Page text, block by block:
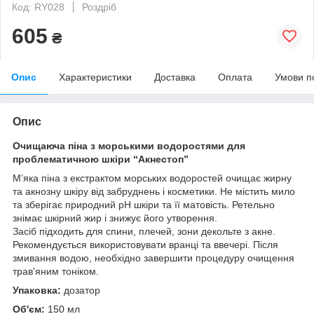
Код: RY028
Роздріб
605 ₴
Опис Характеристики Доставка Оплата Умови
Опис
Очищаюча піна з морськими водоростями для
проблематичною шкіри “Акнестоп”
М’яка піна з екстрактом морських водоростей очищає жирну
та акнозну шкіру від забруднень і косметики. Не містить мило
та зберігає природний рН шкіри та її матовість. Ретельно
знімає шкірний жир і знижує його утворення.
Засіб підходить для спини, плечей, зони декольте з акне.
Рекомендується використовувати вранці та ввечері. Після
змивання водою, необхідно завершити процедуру очищення
трав'яним тоніком.
Упаковка: дозатор
Об'єм: 150 мл